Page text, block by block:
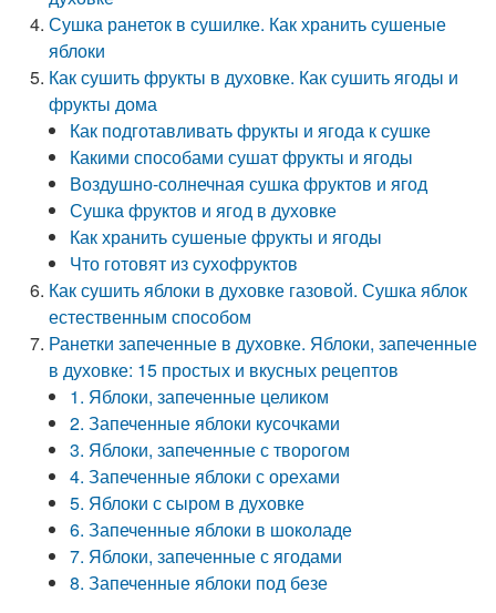
Сушка ранеток в сушилке. Как хранить сушеные
яблоки
Как сушить фрукты в духовке. Как сушить ягоды и
фрукты дома
Как подготавливать фрукты и ягода к сушке
Какими способами сушат фрукты и ягоды
Воздушно-солнечная сушка фруктов и ягод
Сушка фруктов и ягод в духовке
Как хранить сушеные фрукты и ягоды
Что готовят из сухофруктов
Как сушить яблоки в духовке газовой. Сушка яблок
естественным способом
Ранетки запеченные в духовке. Яблоки, запеченные
в духовке: 15 простых и вкусных рецептов
1. Яблоки, запеченные целиком
2. Запеченные яблоки кусочками
3. Яблоки, запеченные с творогом
4. Запеченные яблоки с орехами
5. Яблоки с сыром в духовке
6. Запеченные яблоки в шоколаде
7. Яблоки, запеченные с ягодами
8. Запеченные яблоки под безе